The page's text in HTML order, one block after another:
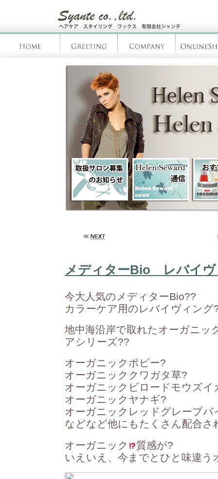
メディターBio レバイヴ
今大人気のメディターBio??
カラーケア用のレバイヴィング
地中海沿岸で取れたオーガニッ
アシリーズ??
オーガニックポピー?
オーガニッククワガタ草?
オーガニックビロードモウズイ
オーガニックヤナギ?
オーガニックレッドグレープバ
などなど他にもたくさん配合さ
オーガニック
質感が?
いえいえ、今までとひと味違